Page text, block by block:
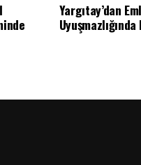
Yargıtay’dan